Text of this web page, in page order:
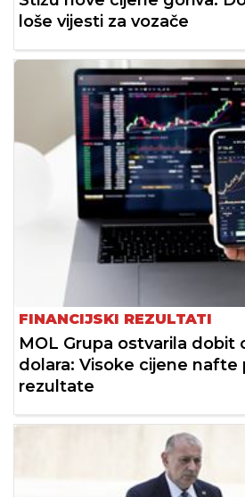
loše vijesti za vozače
FINANCIJSKI REZULTATI
MOL Grupa ostvarila dobit
dolara: Visoke cijene nafte
rezultate